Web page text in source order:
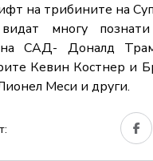
на трибините на
многу
на САД- Доналд
Кевин Костнер и
Меси и други.